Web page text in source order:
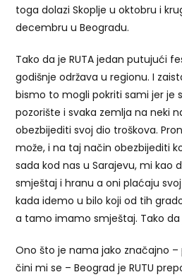
toga dolazi Skoplje u oktobru i
decembru u Beogradu.
Tako da je RUTA jedan putujući
godišnje održava u regionu. I
bismo to mogli pokriti sami jer je
pozorište i svaka zemlja na neki
obezbijediti svoj dio troškova.
može, i na taj način obezbijediti
sada kod nas u Sarajevu, mi kao
smještaj i hranu a oni plaćaju
kada idemo u bilo koji od tih
a tamo imamo smještaj. Tako
Ono što je nama jako značajno –
čini mi se – Beograd je RUTU